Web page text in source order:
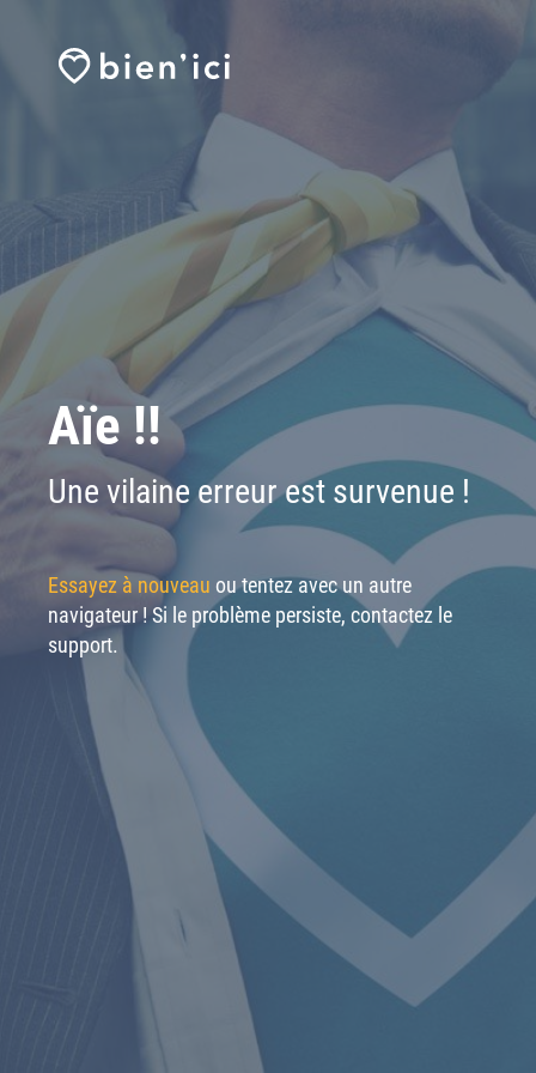
Aïe !!
Une vilaine erreur est survenue !
Essayez à nouveau ou tentez avec un autre
navigateur ! Si le problème persiste, contactez le
support.